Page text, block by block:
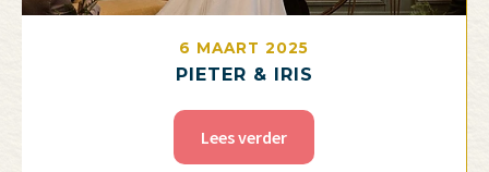
6 MAART 2025
PIETER & IRIS
Lees verder